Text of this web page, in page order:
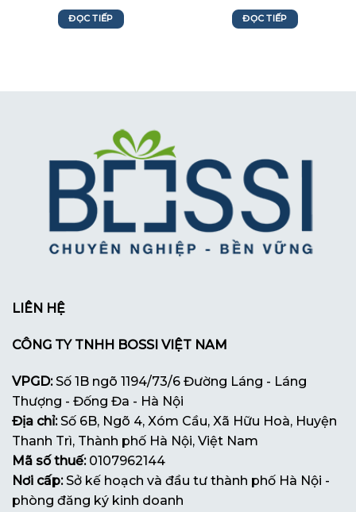
ĐỌC TIẾP ĐỌC TIẾP
LIÊN HỆ
CÔNG TY TNHH BOSSI VIỆT NAM
VPGD:Số 1B ngõ 1194/73/6 Đường Láng - Láng
Thượng - Đống Đa - Hà Nội
Địa chỉ:Số 6B, Ngõ 4, Xóm Cầu, Xã Hữu Hoà, Huyện
Thanh Trì, Thành phố Hà Nội, Việt Nam
Mã số thuế:0107962144
Nơi cấp:Sở kế hoạch và đầu tư thành phố Hà Nội -
phòng đăng ký kinh doanh